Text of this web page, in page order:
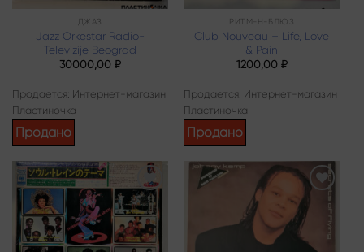
ДЖАЗ
Jazz Orkestar Radio-
Televizije Beograd
30000,00 ₽
Продается: Интернет-магазин
Пластиночка
Продано
РИТМ-Н-БЛЮЗ
Club Nouveau – Life, Love
& Pain
1200,00 ₽
Продается: Интернет-магазин
Пластиночка
Продано
Add to
wishlist
Add to
wishlist